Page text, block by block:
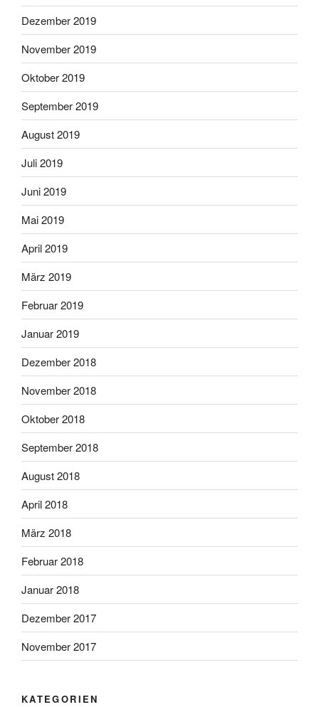
Dezember 2019
November 2019
Oktober 2019
September 2019
August 2019
Juli 2019
Juni 2019
Mai 2019
April 2019
März 2019
Februar 2019
Januar 2019
Dezember 2018
November 2018
Oktober 2018
September 2018
August 2018
April 2018
März 2018
Februar 2018
Januar 2018
Dezember 2017
November 2017
KATEGORIEN